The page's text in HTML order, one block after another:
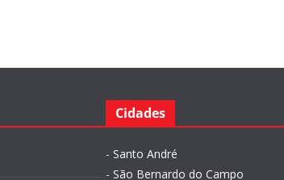
Cidades
- Santo André
- São Bernardo do Campo